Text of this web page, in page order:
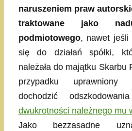
naruszeniem praw
traktowane jako
podmiotowego, nawet jeśli
się do działań spółki,
należała do majątku Skarbu
przypadku uprawniony
dochodzić
dwukrotności należnego mu
Jako bezzasadne